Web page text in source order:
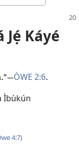
Káyé
ÒWE 2:6.
Ìbùkún
4:7)